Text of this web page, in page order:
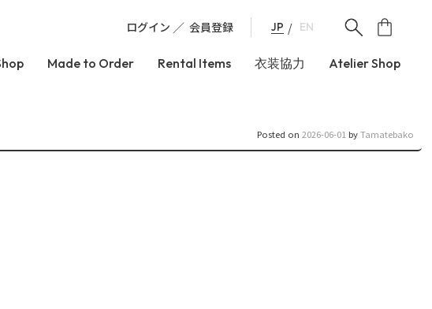
ログイン 会員登録 JP EN
Made to Order Rental Items 衣装協力 Atelier Shop
Posted on 2026-06-01 byTamatebako